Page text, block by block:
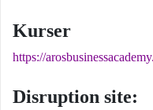
Kurser
https://
Disruption site: